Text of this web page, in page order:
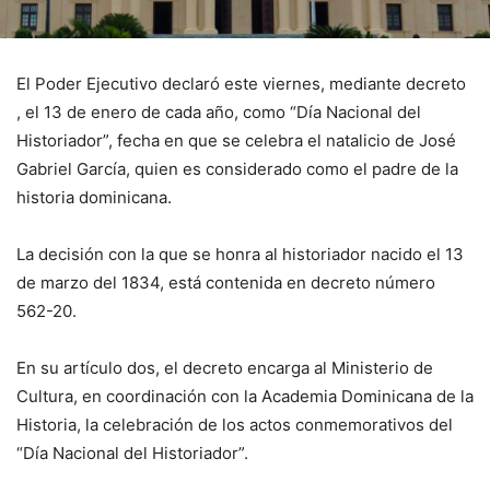
El Poder Ejecutivo declaró este viernes, mediante decreto
, el 13 de enero de cada año, como “Día Nacional del
Historiador”, fecha en que se celebra el natalicio de José
Gabriel García, quien es considerado como el padre de la
historia dominicana.
La decisión con la que se honra al historiador nacido el 13
de marzo del 1834, está contenida en decreto número
562-20.
En su artículo dos, el decreto encarga al Ministerio de
Cultura, en coordinación con la Academia Dominicana de la
Historia, la celebración de los actos conmemorativos del
“Día Nacional del Historiador”.